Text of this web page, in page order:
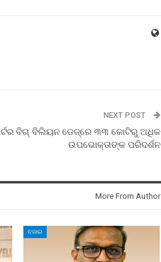
NEXT POST
ବିଗ୍ ବିଲିୟନ ଡେଜ୍‌ରେ ୩୩ କୋଟିରୁ ଅଧିକ
ଉପଭୋକ୍ତାଙ୍କ ପରିଦର୍ଶନ
More From Author
ବଜାର